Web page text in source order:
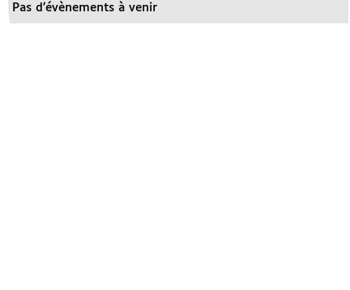
Pas d’évènements à venir